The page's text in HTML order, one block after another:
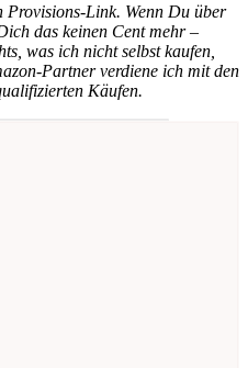
Link. Wenn Du über
das keinen Cent mehr –
was ich nicht selbst kaufen,
Partner verdiene ich mit den
Käufen.